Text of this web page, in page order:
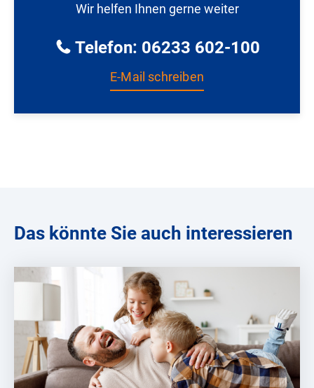
Wir helfen Ihnen gerne weiter
Telefon: 06233 602-100
E-Mail schreiben
Das könnte Sie auch interessieren